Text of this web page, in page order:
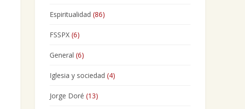
Espiritualidad (86)
FSSPX (6)
General (6)
Iglesia y sociedad (4)
Jorge Doré (13)